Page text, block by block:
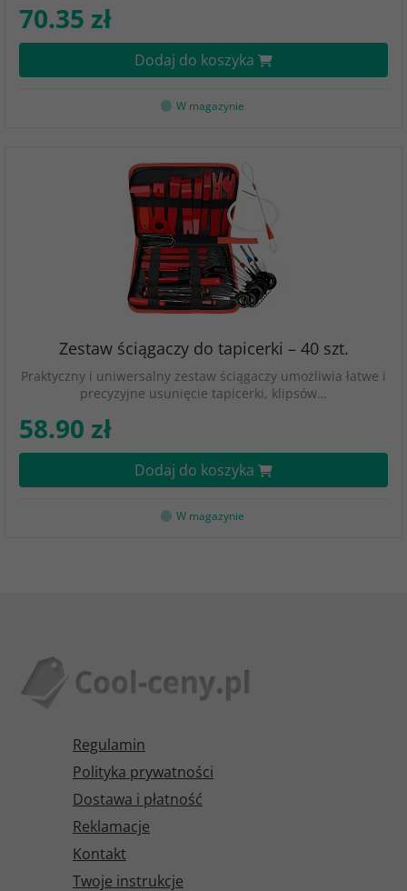
70.35 zł
Dodaj do koszyka
W magazynie
Zestaw ściągaczy do tapicerki – 40 szt.
Praktyczny i uniwersalny zestaw ściągaczy umożliwia łatwe i
precyzyjne usunięcie tapicerki, klipsów…
58.90 zł
Dodaj do koszyka
W magazynie
Regulamin
Polityka prywatności
Dostawa i płatność
Reklamacje
Kontakt
Twoje instrukcje